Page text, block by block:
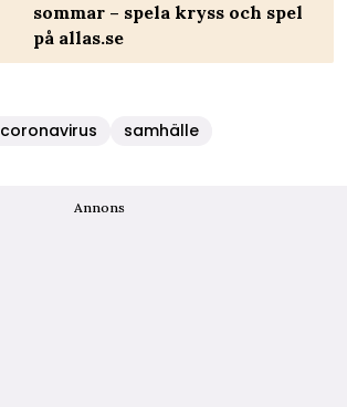
sommar – spela kryss och spel
på allas.se
coronavirus samhälle
Annons